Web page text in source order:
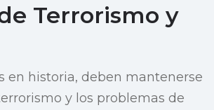
Terrorismo y
en historia, deben mantenerse
y los problemas de